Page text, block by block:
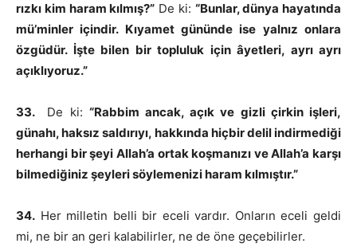
rızkı kim haram kılmış?” De ki: “Bunlar, dünya hayatında
mü’minler içindir. Kıyamet gününde ise yalnız onlara
özgüdür. İşte bilen bir topluluk için âyetleri, ayrı ayrı
açıklıyoruz.”
33. De ki: “Rabbim ancak, açık ve gizli çirkin işleri,
günahı, haksız saldırıyı, hakkında hiçbir delil indirmediği
herhangi bir şeyi Allah’a ortak koşmanızı ve Allah’a karşı
bilmediğiniz şeyleri söylemenizi haram kılmıştır.”
34. Her milletin belli bir eceli vardır. Onların eceli geldi
mi, ne bir an geri kalabilirler, ne de öne geçebilirler.